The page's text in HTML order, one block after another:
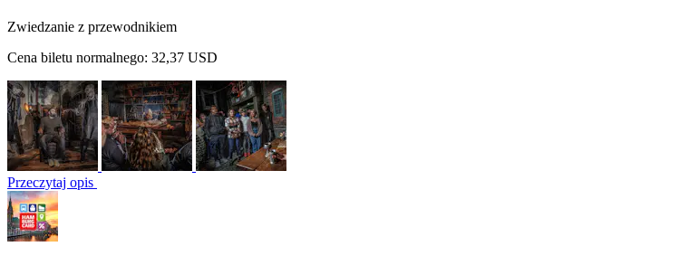
Zwiedzanie z przewodnikiem
Cena biletu normalnego: 32,37 USD
Przeczytaj opis